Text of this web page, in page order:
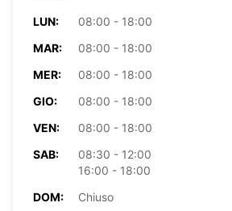
LUN:
08:00 - 18:00
MAR:
08:00 - 18:00
MER:
08:00 - 18:00
GIO:
08:00 - 18:00
VEN:
08:00 - 18:00
SAB:
08:30 - 12:00
16:00 - 18:00
DOM:
Chiuso